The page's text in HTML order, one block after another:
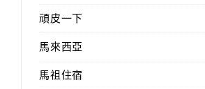
頑皮一下
馬來西亞
馬祖住宿